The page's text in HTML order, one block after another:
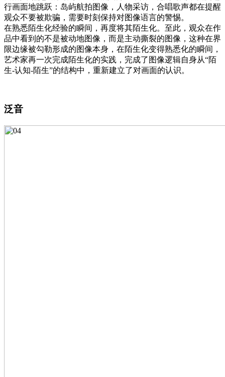
行画面地跳跃：岛屿航拍图像，人物采访，合唱歌声都在提醒
观众不要被欺骗，需要时刻保持对图像语言的警惕。
在熟悉陌生化经验的瞬间，再度将其陌生化。至此，观众在作
品中看到的不是被动地图像，而是主动撕裂的图像，这种在界
限边缘被勾勒形成的图像本身，在陌生化变得熟悉化的瞬间，
艺术家再一次完成陌生化的实践，完成了图像逻辑自身从“陌
生-认知-陌生”的结构中，重新建立了对画面的认识。
泛音